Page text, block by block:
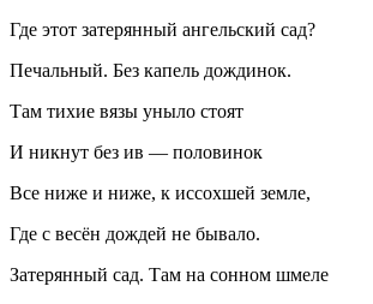
Где этот затерянный ангельский сад?
Печальный. Без капель дождинок.
Там тихие вязы уныло стоят
И никнут без ив — половинок
Все ниже и ниже, к иссохшей земле,
Где с весён дождей не бывало.
Затерянный сад. Там на сонном шмеле